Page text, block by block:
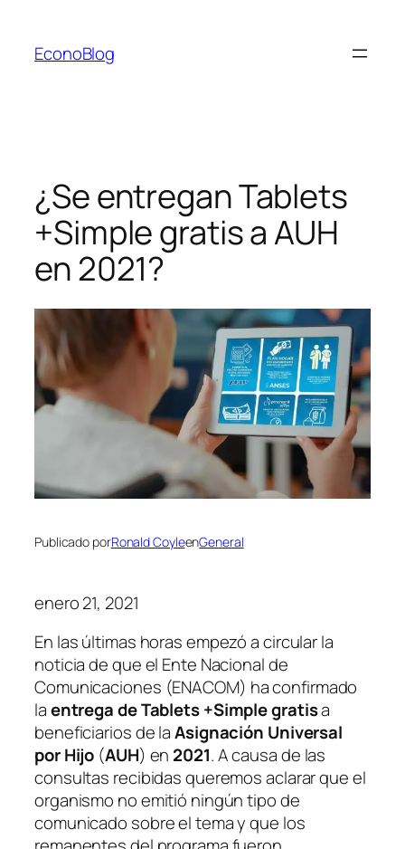
contenido
EconoBlog
¿Se entregan Tablets
+Simple gratis a AUH
en 2021?
Publicado porRonald CoyleenGeneral
enero 21, 2021
En las últimas horas empezó a circular la
noticia de que el Ente Nacional de
Comunicaciones (ENACOM) ha confirmado
laentrega de Tablets +Simple gratisa
beneficiarios de laAsignación Universal
por Hijo (AUH) en 2021. A causa de las
consultas recibidas queremos aclarar que el
organismo no emitió ningún tipo de
comunicado sobre el tema y que los